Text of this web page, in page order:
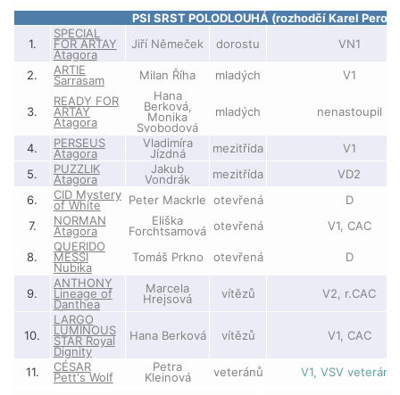
PSI SRST POLODLOUHÁ (rozhodčí Karel
1.
SPECIAL
FOR ARTAY
Atagora
Jiří Němeček dorostu VN1
2. ARTIE
Sarrasam Milan Říha mladých V1
3.
READY FOR
ARTAY
Atagora
Hana
Berková,
Monika
Svobodová
mladých nenastoupil
4. PERSEUS
Atagora
Vladimíra
Jízdná mezitřída
V1
5.
PUZZLIK
Atagora
Jakub
Vondrák mezitřída
VD2
6.
CID Mystery
of White Peter Mackrle otevřená
D
7.
NORMAN
Atagora
Eliška
Forchtsamová otevřená V1, CAC
8.
QUERIDO
MESSI
Nubika
Tomáš Prkno otevřená D
9.
ANTHONY
Lineage of
Danthea
Marcela
Hrejsová vítězů V2, r.CAC
10.
LARGO
LUMINOUS
STAR Royal
Dignity
Hana Berková vítězů V1, CAC
11. CÉSAR
Pett's Wolf
Petra
Kleinová veteránů V1, VSV veteránů